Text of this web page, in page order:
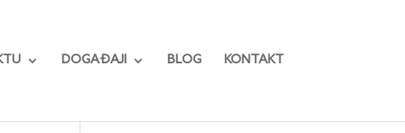
DOGAĐAJI BLOG KONTAKT